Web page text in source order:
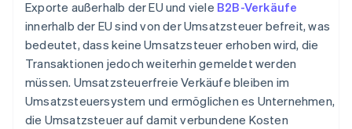
Exporte außerhalb der EU und viele B2B-Verkäufe
innerhalb der EU sind von der Umsatzsteuer befreit, was
bedeutet, dass keine Umsatzsteuer erhoben wird, die
Transaktionen jedoch weiterhin gemeldet werden
müssen. Umsatzsteuerfreie Verkäufe bleiben im
Umsatzsteuersystem und ermöglichen es Unternehmen,
die Umsatzsteuer auf damit verbundene Kosten